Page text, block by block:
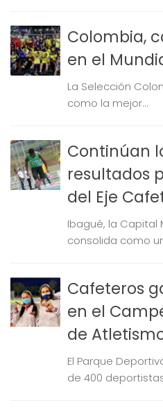
Colombia,
en el
La Selección
como la mejor...
Continúan
resultados
del Eje
Ibagué, la Capital
consolida como
Cafeteros
en el
de
El Parque
de 400